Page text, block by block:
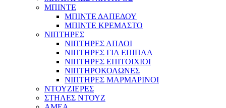
ΜΠΙΝΤΕ
ΜΠΙΝΤΕ ΔΑΠΕΔΟΥ
ΜΠΙΝΤΕ ΚΡΕΜΑΣΤΟ
ΝΙΠΤΗΡΕΣ
ΝΙΠΤΗΡΕΣ ΑΠΛΟΙ
ΝΙΠΤΗΡΕΣ ΓΙΑ ΕΠΙΠΛΑ
ΝΙΠΤΗΡΕΣ ΕΠΙΤΟΙΧΙΟΙ
ΝΙΠΤΗΡΟΚΟΛΩΝΕΣ
ΝΙΠΤΗΡΕΣ ΜΑΡΜΑΡΙΝΟΙ
ΝΤΟΥΖΙΕΡΕΣ
ΣΤΗΛΕΣ ΝΤΟΥΖ